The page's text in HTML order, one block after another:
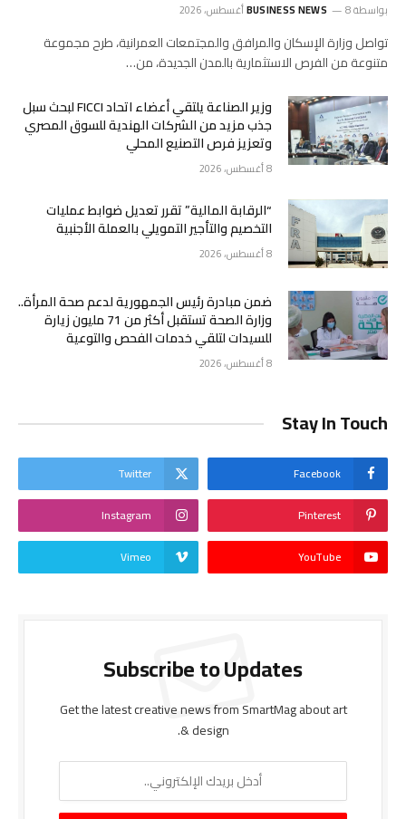
بواسطة BUSINESS NEWS 8 أغسطس، 2026
تواصل وزارة الإسكان والمرافق والمجتمعات العمرانية، طرح مجموعة
متنوعة من الفرص الاستثمارية بالمدن الجديدة، من…
وزير الصناعة يلتقي أعضاء اتحاد FICCI لبحث سبل
جذب مزيد من الشركات الهندية للسوق المصري
وتعزيز فرص التصنيع المحلي
8 أغسطس، 2026
“الرقابة المالية” تقرر تعديل ضوابط عمليات
التخصيم والتأجير التمويلي بالعملة الأجنبية
8 أغسطس، 2026
ضمن مبادرة رئيس الجمهورية لدعم صحة المرأة..
وزارة الصحة تستقبل أكثر من 71 مليون زيارة
للسيدات لتلقي خدمات الفحص والتوعية
8 أغسطس، 2026
Stay In Touch
Facebook
Twitter
Pinterest
Instagram
YouTube
Vimeo
Subscribe to Updates
Get the latest creative news from SmartMag about art
& design.